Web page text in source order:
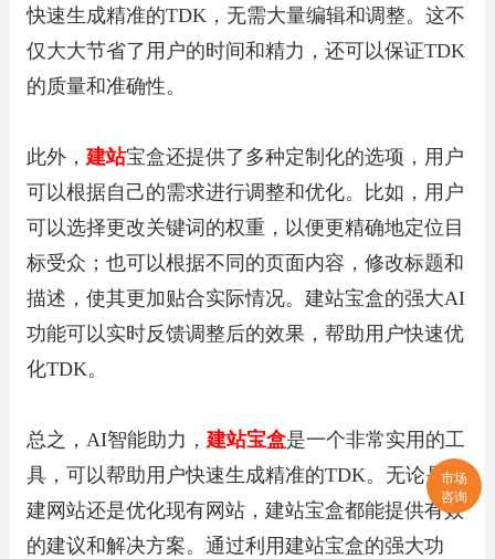
快速生成精准的TDK，无需大量编辑和调整。这不
仅大大节省了用户的时间和精力，还可以保证TDK
的质量和准确性。
此外， 建站宝盒还提供了多种定制化的选项，用户
可以根据自己的需求进行调整和优化。比如，用户
可以选择更改关键词的权重，以便更精确地定位目
标受众；也可以根据不同的页面内容，修改标题和
描述，使其更加贴合实际情况。建站宝盒的强大AI
功能可以实时反馈调整后的效果，帮助用户快速优
化TDK。
总之，AI智能助力， 建站宝盒是一个非常实用的工
具，可以帮助用户快速生成精准的TDK。无论是新
建网站还是优化现有网站，建站宝盒都能提供有效
的建议和解决方案。通过利用建站宝盒的强大功
市场
咨询